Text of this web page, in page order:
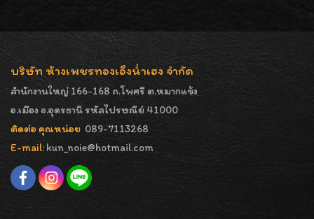
บริษัท ห้างเพชรทองเอ็งน่ำเฮง จำกัด
สำนักงานใหญ่ 166-168 ถ.โพศรี ต.หมากแข้ง
อ.เมือง จ.อุดรธานี รหัสไปรษณีย์ 41000
ติดต่อ คุณหน่อย 089-7113268
E-mail: kun_noie@hotmail.com